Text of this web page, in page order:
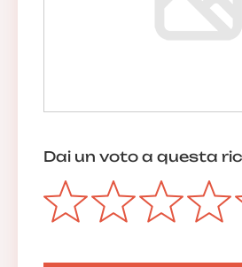
Dai un voto a questa